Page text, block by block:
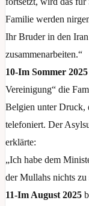
Familie werden
Ihr Bruder in den
zusammenarbeiten.“
10-Im Sommer 2025
Vereinigung“ die
Belgien unter Druck,
telefoniert. Der
erklärte:
„Ich habe dem
der Mullahs nichts zu
11-Im August 2025